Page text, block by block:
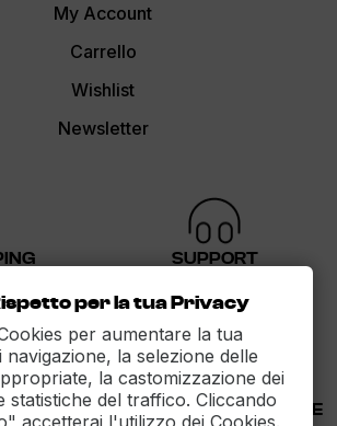
My Account
Carrello
Wishlist
Newsletter
sopra i
SUPPORT
100% PAYMENT SECURE
per la tua Privacy
per aumentare la tua
navigazione, la selezione delle
la castomizzazione dei
statistiche del traffico. Cliccando
accetterai l'utilizzo dei Cookies.